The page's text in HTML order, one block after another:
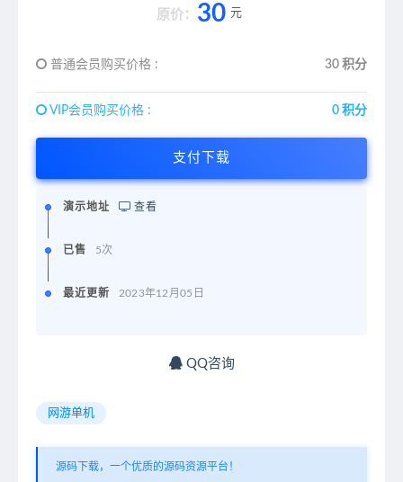
原价： 30 元
普通会员购买价格 : 30 积分
VIP会员购买价格 : 0 积分
支付下载
演示地址 查看
已售 5次
最近更新 2023年12月05日
QQ咨询
网游单机
源码下载，一个优质的源码资源平台！